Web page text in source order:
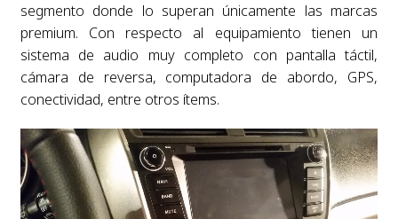
segmento donde lo superan únicamente las marcas
premium. Con respecto al equipamiento tienen un
sistema de audio muy completo con pantalla táctil,
cámara de reversa, computadora de abordo, GPS,
conectividad, entre otros ítems.